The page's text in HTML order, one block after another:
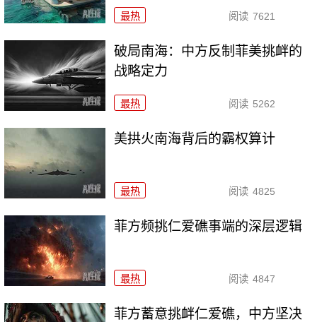
最热 阅读 7621
破局南海：中方反制菲美挑衅的
战略定力
最热 阅读 5262
美拱火南海背后的霸权算计
最热 阅读 4825
菲方频挑仁爱礁事端的深层逻辑
最热 阅读 4847
菲方蓄意挑衅仁爱礁，中方坚决